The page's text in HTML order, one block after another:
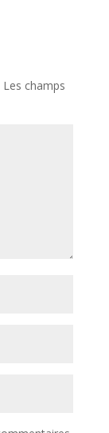
Les champs